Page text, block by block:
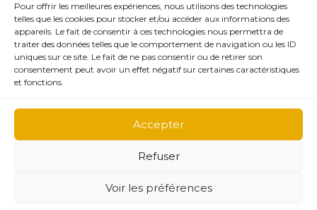
Pour offrir les meilleures expériences, nous utilisons des technologies
telles que les cookies pour stocker et/ou accéder aux informations des
appareils. Le fait de consentir à ces technologies nous permettra de
traiter des données telles que le comportement de navigation ou les ID
uniques sur ce site. Le fait de ne pas consentir ou de retirer son
consentement peut avoir un effet négatif sur certaines caractéristiques
et fonctions.
Accepter
Refuser
Voir les préférences
Mentions légales
Plan du site
Page facebook
Création du site:
Agence la couleur du Zèbre